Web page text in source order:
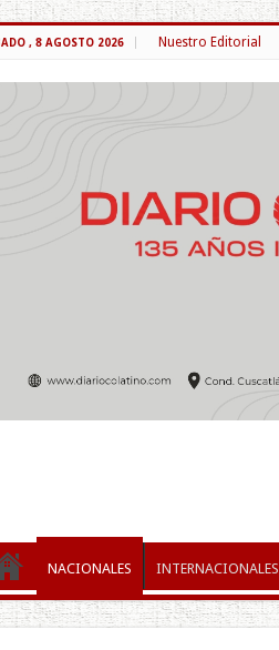
, 8 AGOSTO 2026 Nuestro Editorial
NACIONALES INTERNACIONALES